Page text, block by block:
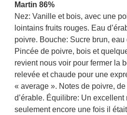
Martin 86%
Nez: Vanille et bois, avec une
lointains fruits rouges. Eau
poivre. Bouche: Sucre brun, eau
Pincée de poivre, bois et
revient nous voir pour fermer la
relevée et chaude pour une
« average ». Notes de poivre,
d’érable. Équilibre: Un
seulement encore une fois il